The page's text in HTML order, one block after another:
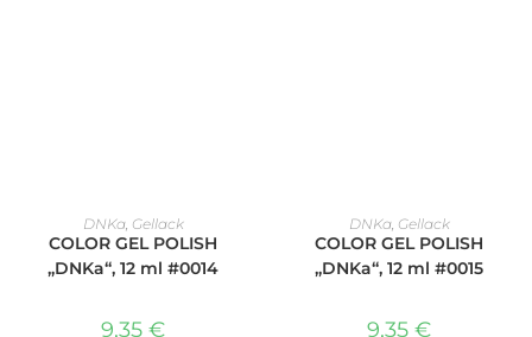
IN DEN WARENKORB
DNKa, Gellack
COLOR GEL POLISH
„DNKa“, 12 ml #0014
9,35 €
IN DEN WARENKORB
DNKa, Gellack
COLOR GEL POLISH
„DNKa“, 12 ml #0015
9,35 €